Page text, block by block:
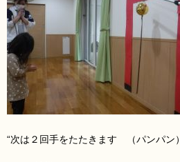
“次は２回手をたたきます （パンパン）